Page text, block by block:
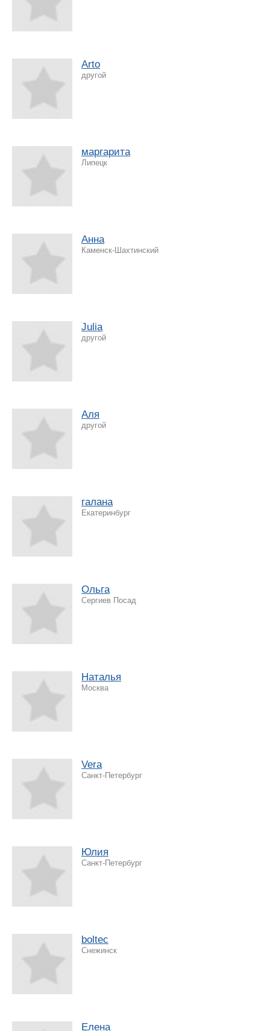
Arto
другой
маргарита
Липецк
Анна
Каменск-Шахтинский
Julia
другой
Аля
другой
галана
Екатеринбург
Ольга
Сергиев Посад
Наталья
Москва
Vera
Санкт-Петербург
Юлия
Санкт-Петербург
boltec
Снежинск
Елена